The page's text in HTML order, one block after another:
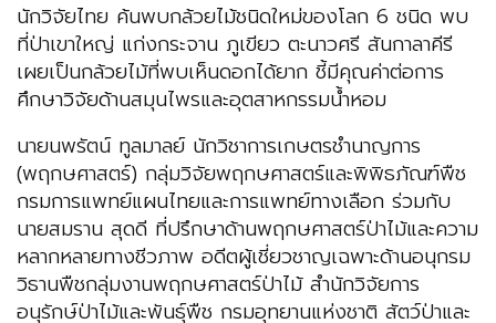
นักวิจัยไทย ค้นพบกล้วยไม้ชนิดใหม่ของโลก 6 ชนิด พบ
ที่ป่าเขาใหญ่ แก่งกระจาน ภูเขียว ตะนาวศรี สันกาลาคีรี
เผยเป็นกล้วยไม้ที่พบเห็นดอกได้ยาก ชี้มีคุณค่าต่อการ
ศึกษาวิจัยด้านสมุนไพรและอุตสาหกรรมน้ำหอม
นายนพรัตน์ ทูลมาลย์ นักวิชาการเกษตรชำนาญการ
(พฤกษศาสตร์) กลุ่มวิจัยพฤกษศาสตร์และพิพิธภัณฑ์พืช
กรมการแพทย์แผนไทยและการแพทย์ทางเลือก ร่วมกับ
นายสมราน สุดดี ที่ปรึกษาด้านพฤกษศาสตร์ป่าไม้และความ
หลากหลายทางชีวภาพ อดีตผู้เชี่ยวชาญเฉพาะด้านอนุกรม
วิธานพืชกลุ่มงานพฤกษศาสตร์ป่าไม้ สำนักวิจัยการ
อนุรักษ์ป่าไม้และพันธุ์พืช กรมอุทยานแห่งชาติ สัตว์ป่าและ